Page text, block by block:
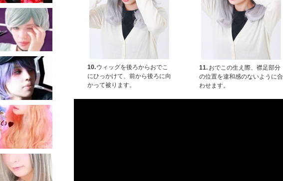
10.ウィッグを後ろからおでこ
にひっかけて、前から後ろに向
かって被ります。
11. おでこの生え際、襟足部分
の位置を違和感のないように合
わせます。